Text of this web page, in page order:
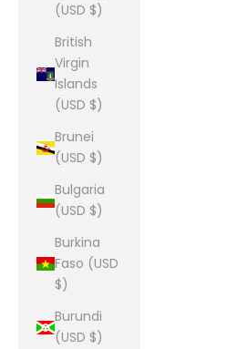
(USD $)
British
Virgin
Islands
(USD $)
Brunei
(USD $)
Bulgaria
(USD $)
Burkina
Faso (USD
$)
Burundi
(USD $)